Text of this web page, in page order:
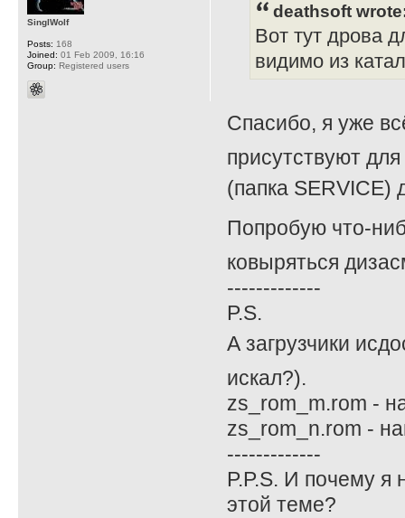
deathsoft
Вот тут дрова
видимо из
Спасибо, я уже
присутствуют
(папка SERVICE)
Попробую что-
ковыряться
-------------
P.S.
А загрузчики
искал?).
zs_rom_m.rom -
zs_rom_n.rom -
-------------
P.P.S. И почему я
этой теме?
SinglWolf
Posts: 168
Joined: 01 Feb 2009, 16:16
Group: Registered users